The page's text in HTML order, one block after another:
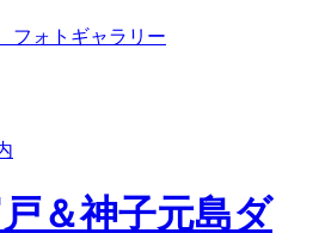
ォトギャラリー